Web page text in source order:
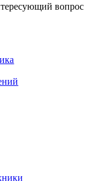
вопрос